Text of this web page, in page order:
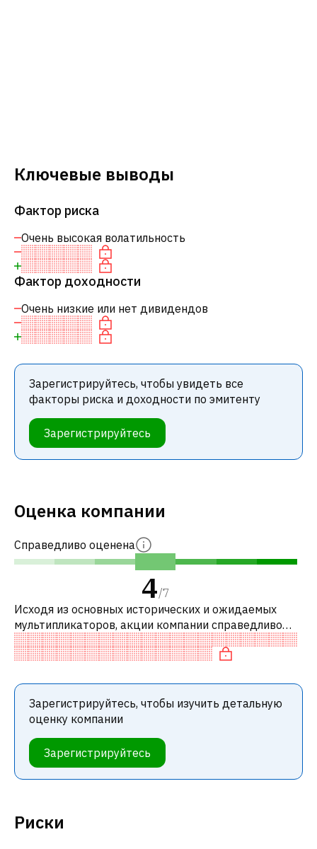
Ключевые выводы
Фактор риска
Очень высокая волатильность
Фактор доходности
Очень низкие или нет дивидендов
Зарегистрируйтесь, чтобы увидеть все
факторы риска и доходности по эмитенту
Зарегистрируйтесь
Риски
Оценка компании
Справедливо оценена
4/7
Исходя из основных исторических и ожидаемых
мультипликаторов, акции компании справедливо
оценены по сравнению с аналогичными компаниями.
В частности, акция компании разум
Зарегистрируйтесь, чтобы изучить детальную
оценку компании
Зарегистрируйтесь